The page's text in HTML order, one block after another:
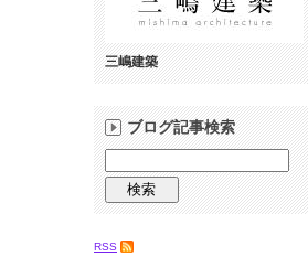
三嶋建築
ブログ記事検索
RSS